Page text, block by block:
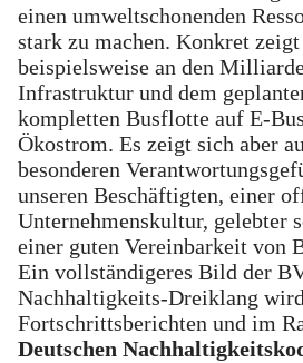
einen umweltschonenden
stark zu machen. Konkret zeigt
beispielsweise an den
Infrastruktur und dem
kompletten Busflotte auf E-
Ökostrom. Es zeigt sich aber
besonderen
unseren Beschäftigten, einer
Unternehmenskultur, gelebter
einer guten Vereinbarkeit von
Ein vollständigeres Bild der
Nachhaltigkeits-Dreiklang
Fortschrittsberichten und im
Deutschen